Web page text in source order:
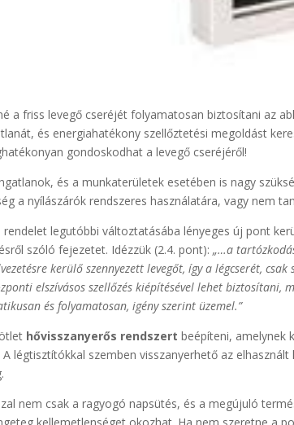
a friss levegő cseréjét folyamatosan biztosítani az
és energiahatékony szellőztetési megoldást
gondoskodhat a levegő cseréjéről!
és a munkaterületek esetében is nagy
a nyílászárók rendszeres használatára, vagy nem
rendelet legutóbbi változtatásába lényeges új pont
szóló fejezetet. Idézzük (2.4. pont):„…a
kerülő szennyezett levegőt, így a légcserét,
elszívásos szellőzés kiépítésével lehet
és folyamatosan, igény szerint üzemel.”
hővisszanyerős rendszert beépíteni, amelynek
A légtisztítókkal szemben visszanyerhető az
nem csak a ragyogó napsütés, és a megújuló